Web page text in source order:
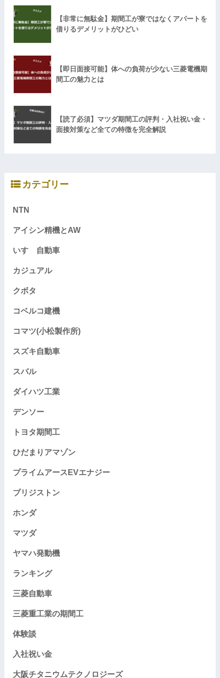
【非常に無駄金】期間工が寮ではなくアパートを
借りるデメリットがひどい
【即日面接可能】体への負荷が少ない三菱電機期
間工の魅力とは
【読了必須】マツダ期間工の評判・入社祝い金・
面接対策など全ての特徴を完全解説
カテゴリー
NTN
アイシン精機とAW
いすゞ自動車
カジュアル
クボタ
コベルコ建機
コマツ(小松製作所)
スズキ自動車
スバル
ダイハツ工業
デンソー
トヨタ期間工
ひだまりアマゾン
プライムアースEVエナジー
ブリジストン
ホンダ
マツダ
ヤマハ発動機
ランキング
三菱自動車
三菱重工業の期間工
体験談
入社祝い金
大阪チタニウムテクノロジーズ